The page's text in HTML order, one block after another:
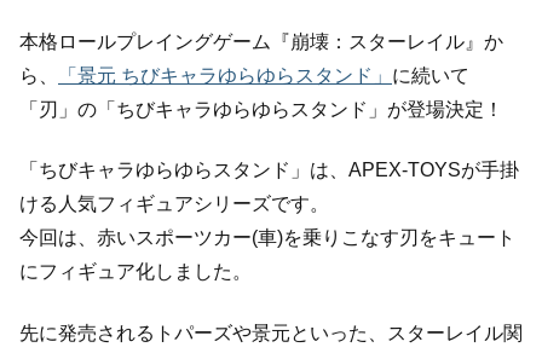
本格ロールプレイングゲーム『崩壊：スターレイル』か
ら、
「景元 ちびキャラゆらゆらスタンド」 に続いて
「刃」の「ちびキャラゆらゆらスタンド」が登場決定！
「ちびキャラゆらゆらスタンド」は、APEX-TOYSが手掛
ける人気フィギュアシリーズです。
今回は、赤いスポーツカー(車)を乗りこなす刃をキュート
にフィギュア化しました。
先に発売されるトパーズや景元といった、スターレイル関